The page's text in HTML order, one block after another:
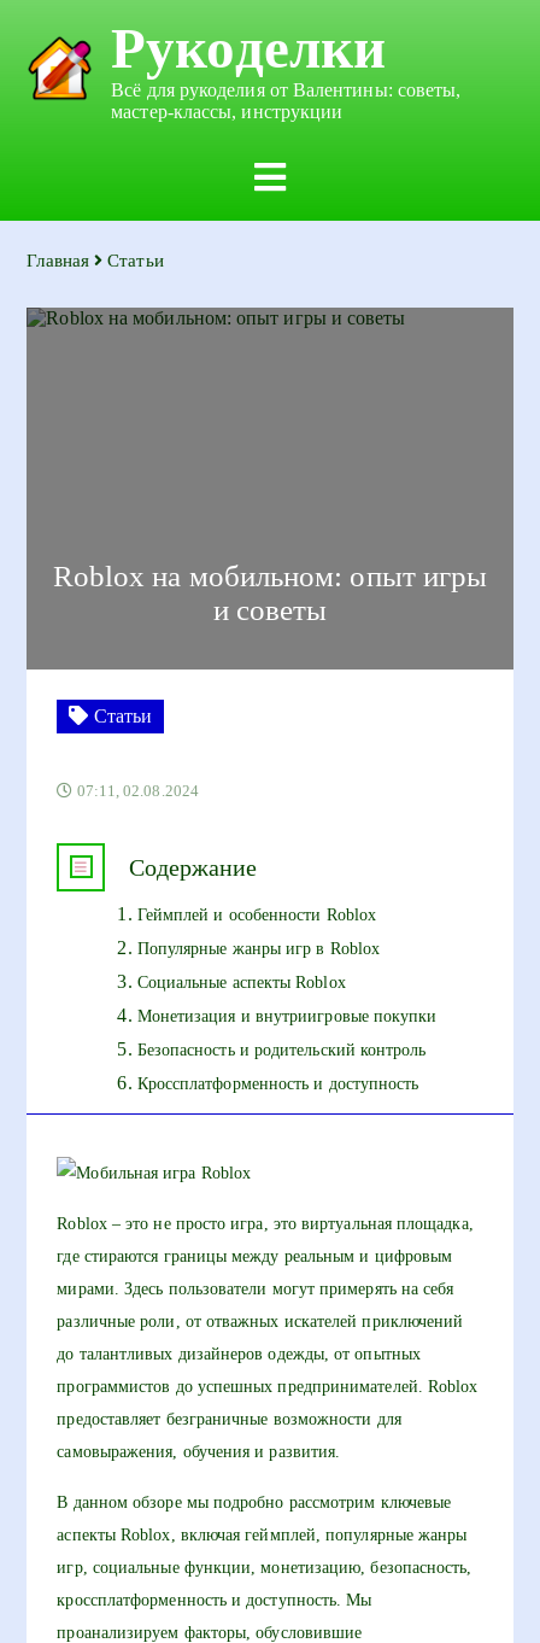
Рукоделки
Всё для рукоделия от Валентины: советы,
мастер-классы, инструкции
Главная Статьи
Roblox на мобильном: опыт игры
и советы
Статьи
07:11, 02.08.2024
Содержание
Геймплей и особенности Roblox
Популярные жанры игр в Roblox
Социальные аспекты Roblox
Монетизация и внутриигровые покупки
Безопасность и родительский контроль
Кроссплатформенность и доступность
Roblox – это не просто игра, это виртуальная площадка,
где стираются границы между реальным и цифровым
мирами. Здесь пользователи могут примерять на себя
различные роли, от отважных искателей приключений
до талантливых дизайнеров одежды, от опытных
программистов до успешных предпринимателей. Roblox
предоставляет безграничные возможности для
самовыражения, обучения и развития.
В данном обзоре мы подробно рассмотрим ключевые
аспекты Roblox, включая геймплей, популярные жанры
игр, социальные функции, монетизацию, безопасность,
кроссплатформенность и доступность. Мы
проанализируем факторы, обусловившие